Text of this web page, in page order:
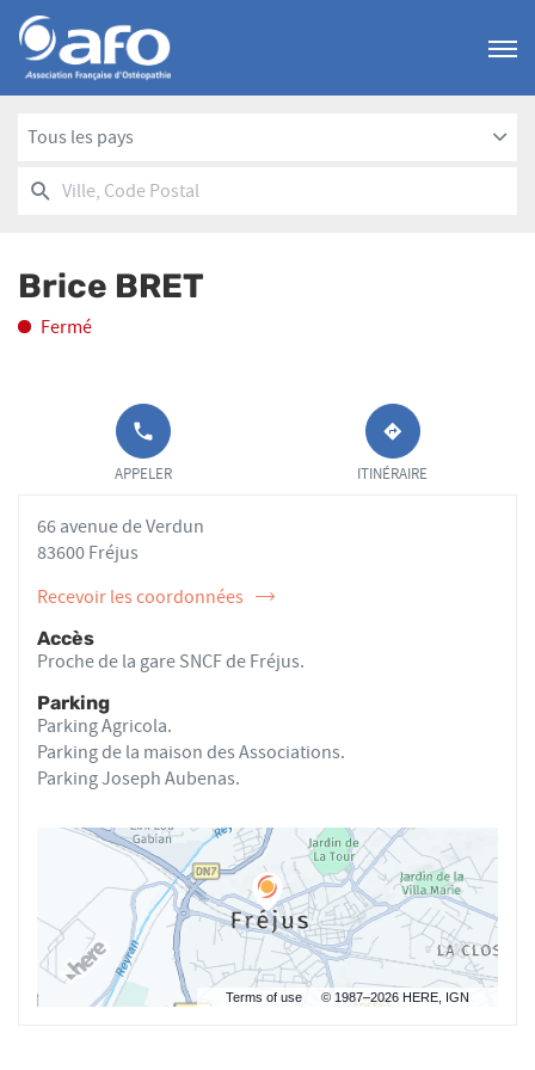
Menu
Tous les pays
Ville,RECHERCHER
UN
AFO
Brice BRET
Fermé
APPELER LE
POINT DE
VENTE BRICE
APPELER ITINÉRAIRE
JUSQU'AU
POINT
DE
66 avenue de Verdun
83600 Fréjus
Recevoir les coordonnées
de
l'ostéopathe
Brice
Terms of use © 1987–2026 HERE, IGN
Accès
Proche de la gare SNCF de Fréjus.
Parking
Parking Agricola.
Parking de la maison des Associations.
Parking Joseph Aubenas.